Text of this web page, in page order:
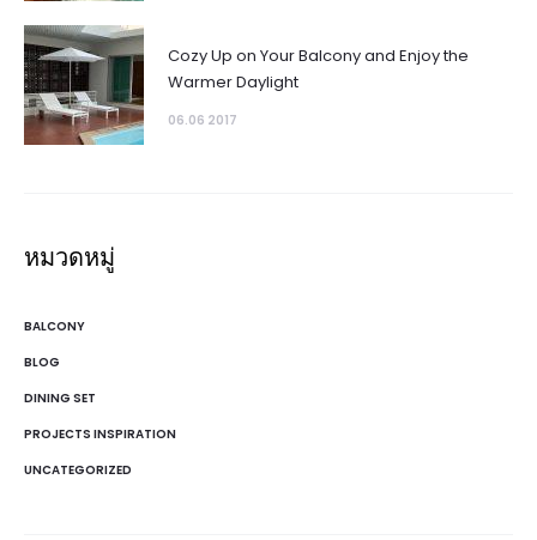
Cozy Up on Your Balcony and Enjoy the
Warmer Daylight
06.06 2017
หมวดหมู่
BALCONY
BLOG
DINING SET
PROJECTS INSPIRATION
UNCATEGORIZED